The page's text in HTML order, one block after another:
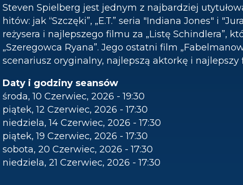
Steven Spielberg jest jednym z najbardziej
hitów: jak “Szczęki”, „E.T.” seria "Indiana Jones" i
reżysera i najlepszego filmu za „Listę Schindlera”,
„Szeregowca Ryana”. Jego ostatni film
scenariusz oryginalny, najlepszą aktorkę i najlepszy
Daty i godziny seansów
środa, 10 Czerwiec, 2026 - 19:30
piątek, 12 Czerwiec, 2026 - 17:30
niedziela, 14 Czerwiec, 2026 - 17:30
piątek, 19 Czerwiec, 2026 - 17:30
sobota, 20 Czerwiec, 2026 - 17:30
niedziela, 21 Czerwiec, 2026 - 17:30